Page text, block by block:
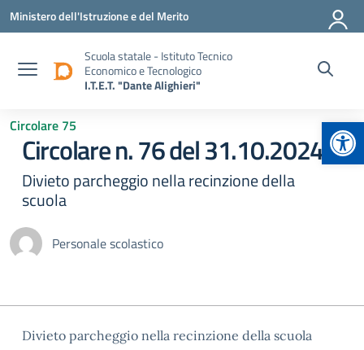
Vai ai contenuti
Vai al menu di navigazione
Vai al footer
Ministero dell'Istruzione e del Merito
Scuola statale - Istituto Tecnico
Economico e Tecnologico
I.T.E.T. "Dante Alighieri"
Circolare 75
Circolare n. 76 del 31.10.2024
Divieto parcheggio nella recinzione della
scuola
Personale scolastico
Divieto parcheggio nella recinzione della scuola